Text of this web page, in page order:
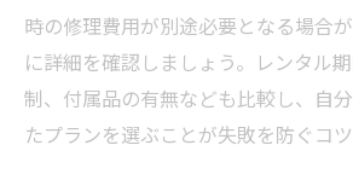
時の修理費用が別途必要となる場合
に詳細を確認しましょう。レンタル
制、付属品の有無なども比較し、自
たプランを選ぶことが失敗を防ぐコツ